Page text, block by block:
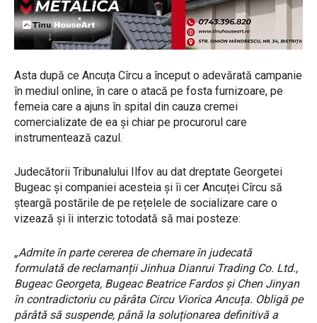
Asta după ce Ancuța Cîrcu a început o adevărată campanie
în mediul online, în care o atacă pe fosta furnizoare, pe
femeia care a ajuns în spital din cauza cremei
comercializate de ea și chiar pe procurorul care
instrumentează cazul.
Judecătorii Tribunalului Ilfov au dat dreptate Georgetei
Bugeac și companiei acesteia și îi cer Ancuței Cîrcu să
șteargă postările de pe rețelele de socializare care o
vizează și îi interzic totodată să mai posteze:
„Admite în parte cererea de chemare în judecată
formulată de reclamanții Jinhua Dianrui Trading Co. Ltd.,
Bugeac Georgeta, Bugeac Beatrice Fardos și Chen Jinyan
în contradictoriu cu pârâta Circu Viorica Ancuța. Obligă pe
pârâtă să suspende, până la soluționarea definitivă a